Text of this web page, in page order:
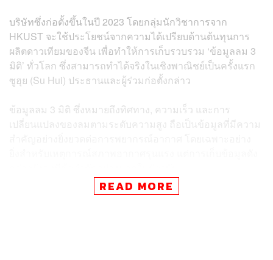
บริษัทซึ่งก่อตั้งขึ้นในปี 2023 โดยกลุ่มนักวิชาการจาก
HKUST จะใช้ประโยชน์จากความได้เปรียบด้านต้นทุนการ
ผลิตดาวเทียมของจีน เพื่อทำให้การเก็บรวบรวม ‘ข้อมูลลม 3
มิติ’ ทั่วโลก ซึ่งสามารถทำได้จริงในเชิงพาณิชย์เป็นครั้งแรก
ซูฮุย (Su Hui) ประธานและผู้ร่วมก่อตั้งกล่าว
ข้อมูลลม 3 มิติ ซึ่งหมายถึงทิศทาง, ความเร็ว และการ
เปลี่ยนแปลงของลมตามระดับความสูง ถือเป็นข้อมูลที่มีความ
“หลังจากที่มาฮ่องกง ฉันตระหนักว่าเทคโนโลยีสำหรับ
READ MORE